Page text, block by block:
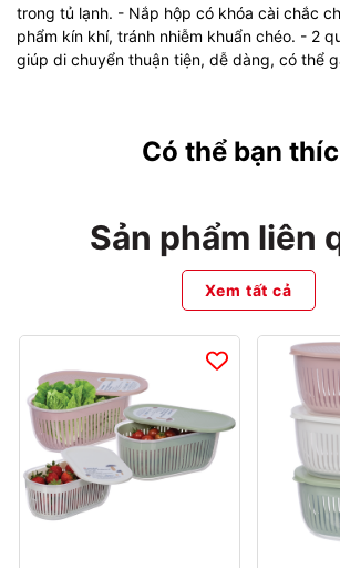
trong tủ lạnh. - Nắp hộp có khóa cài chắc
phẩm kín khí, tránh nhiễm khuẩn chéo. - 2
giúp di chuyển thuận tiện, dễ dàng, có thể
Có thể bạn
Sản phẩm liên
Xem tất cả